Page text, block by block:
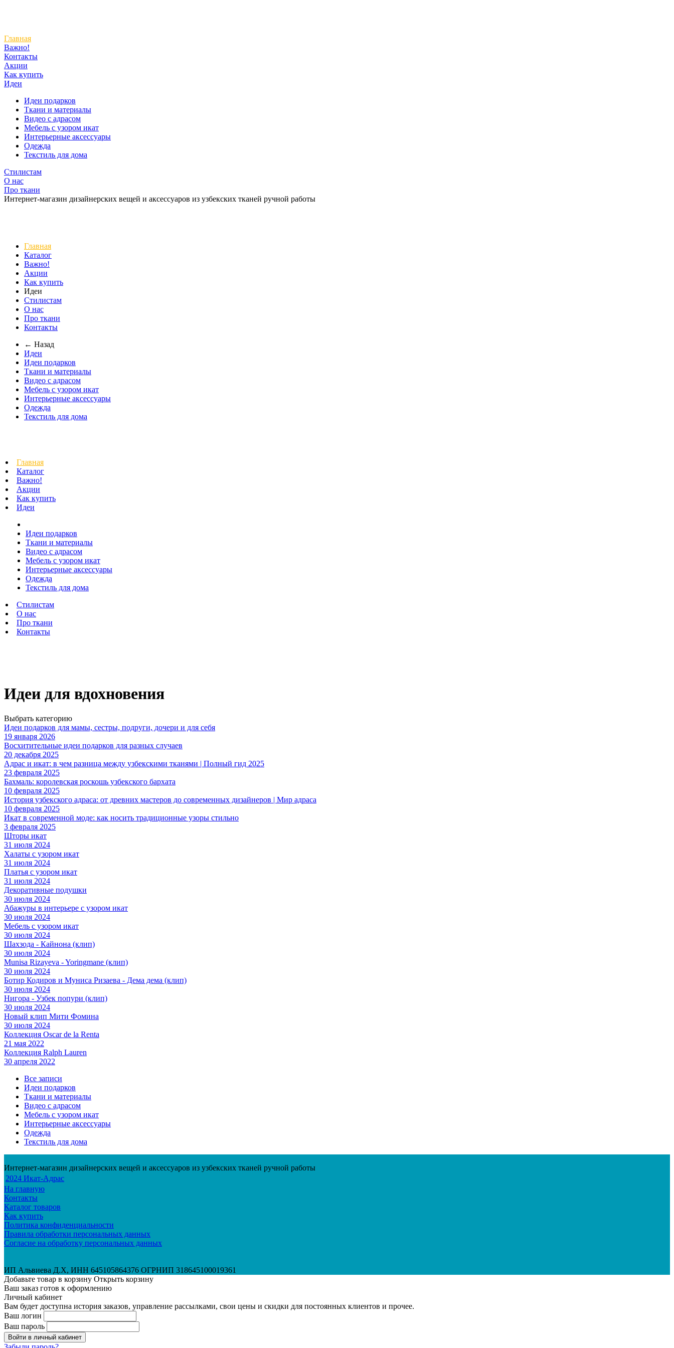
Главная
Важно!
Контакты
Акции
Как купить
Идеи
Идеи подарков
Ткани и материалы
Видео с адрасом
Мебель с узором икат
Интерьерные аксессуары
Одежда
Текстиль для дома
Стилистам
О нас
Про ткани
Интернет-магазин дизайнерских вещей и аксессуаров из узбекских тканей ручной работы
Главная
Каталог
Важно!
Акции
Как купить
Идеи
Стилистам
О нас
Про ткани
Контакты
← Назад
Идеи
Идеи подарков
Ткани и материалы
Видео с адрасом
Мебель с узором икат
Интерьерные аксессуары
Одежда
Текстиль для дома
Главная
Каталог
Важно!
Акции
Как купить
Идеи
Идеи подарков
Ткани и материалы
Видео с адрасом
Мебель с узором икат
Интерьерные аксессуары
Одежда
Текстиль для дома
Стилистам
О нас
Про ткани
Контакты
Идеи для вдохновения
Выбрать категорию
Идеи подарков для мамы, сестры, подруги, дочери и для себя
19 января 2026
Восхитительные идеи подарков для разных случаев
20 декабря 2025
Адрас и икат: в чем разница между узбекскими тканями | Полный гид 2025
23 февраля 2025
Бахмаль: королевская роскошь узбекского бархата
10 февраля 2025
История узбекского адраса: от древних мастеров до современных дизайнеров | Мир адраса
10 февраля 2025
Икат в современной моде: как носить традиционные узоры стильно
3 февраля 2025
Шторы икат
31 июля 2024
Халаты с узором икат
31 июля 2024
Платья с узором икат
31 июля 2024
Декоративные подушки
30 июля 2024
Абажуры в интерьере с узором икат
30 июля 2024
Мебель с узором икат
30 июля 2024
Шахзода - Кайнона (клип)
30 июля 2024
Munisa Rizayeva - Yoringmane (клип)
30 июля 2024
Ботир Кодиров и Муниса Ризаева - Дема дема (клип)
30 июля 2024
Нигора - Узбек попури (клип)
30 июля 2024
Новый клип Мити Фомина
30 июля 2024
Коллекция Oscar de la Renta
21 мая 2022
Коллекция Ralph Lauren
30 апреля 2022
Все записи
Идеи подарков
Ткани и материалы
Видео с адрасом
Мебель с узором икат
Интерьерные аксессуары
Одежда
Текстиль для дома
Интернет-магазин дизайнерских вещей и аксессуаров из узбекских тканей ручной работы
2024 Икат-Адрас
На главную
Контакты
Каталог товаров
Как купить
Политика конфиденциальности
Правила обработки персональных данных
Согласие на обработку персональных данных
ИП Альвиева Д.Х, ИНН 645105864376 ОГРНИП 318645100019361
Добавьте товар в корзину Открыть корзину
Ваш заказ готов к оформлению
Личный кабинет
Вам будет доступна история заказов, управление рассылками, свои цены и скидки для постоянных клиентов и прочее.
Ваш логин
Ваш пароль
Войти в личный кабинет